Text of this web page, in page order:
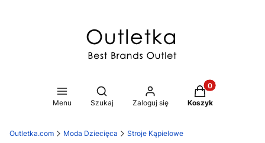
Menu
Otwórz wyszukiwarkę
Szukaj Zaloguj się
Produkty w
Koszyk
Outletka.com Moda Dziecięca Stroje Kąpielowe